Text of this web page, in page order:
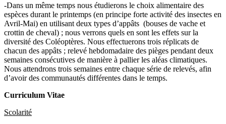
-Dans un même temps nous étudierons le choix alimentaire des
espèces durant le printemps (en principe forte activité des insectes en
Avril-Mai) en utilisant deux types d’appâts (bouses de vache et
crottin de cheval) ; nous verrons quels en sont les effets sur la
diversité des Coléoptères. Nous effectuerons trois réplicats de
chacun des appâts ; relevé hebdomadaire des pièges pendant deux
semaines consécutives de manière à pallier les aléas climatiques.
Nous attendrons trois semaines entre chaque série de relevés, afin
d’avoir des communautés différentes dans le temps.
Curriculum Vitae
Scolarité